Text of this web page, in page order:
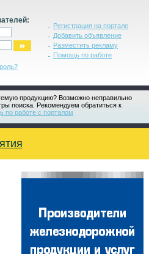
Регистрация на портале
Добавить объявление
Разместить рекламу
Помощь по работе
продукцию? Возможно неправильно
поиска. Рекомендуем обратиться к
по работе с порталом